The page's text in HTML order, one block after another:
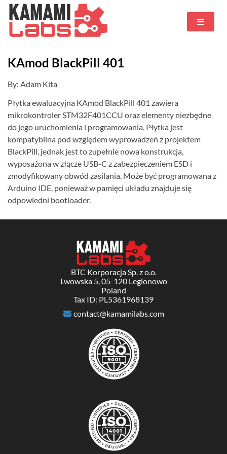
KAmod BlackPill 401
By: Adam Kita
Płytka ewaluacyjna KAmod BlackPill 401 zawiera
mikrokontroler STM32F401CCU oraz elementy niezbędne
do jego uruchomienia i programowania. Płytka jest
kompatybilna pod względem wyprowadzeń z projektem
BlackPill, jednak jest to zupełnie nowa konstrukcja,
wyposażona w złącze USB-C z zabezpieczeniem ESD i
zmodyfikowany obwód zasilania. Może być programowana z
Arduino IDE, ponieważ w pamięci układu znajduje się
odpowiedni bootloader.
BTC Korporacja Sp. z o.o.
Lwowska 5, 05-120 Legionowo
Poland
Tax ID: PL5361968139
contact@kamamilabs.com